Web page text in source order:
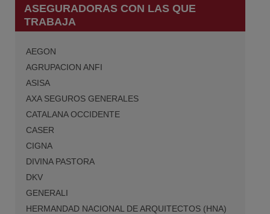
ASEGURADORAS CON LAS QUE
TRABAJA
AEGON
AGRUPACION ANFI
ASISA
AXA SEGUROS GENERALES
CATALANA OCCIDENTE
CASER
CIGNA
DIVINA PASTORA
DKV
GENERALI
HERMANDAD NACIONAL DE ARQUITECTOS (HNA)